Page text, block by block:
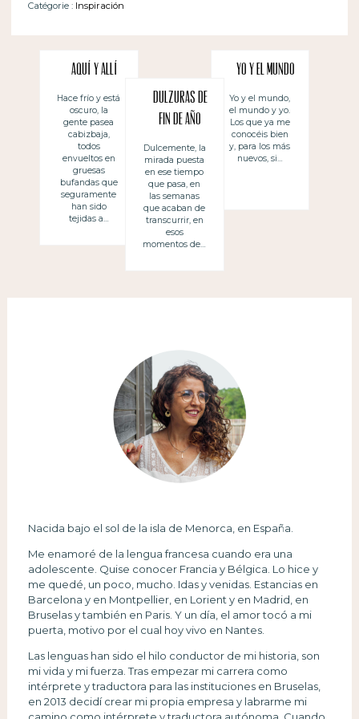
Catégorie : Inspiración
Aquí y allí
Hace frío y está
oscuro, la
gente pasea
cabizbaja,
todos
envueltos en
gruesas
bufandas que
seguramente
han sido
tejidas a…
Dulzuras de
fin de año
Dulcemente, la
mirada puesta
en ese tiempo
que pasa, en
las semanas
que acaban de
transcurrir, en
esos
momentos de…
Yo y el mundo
Yo y el mundo,
el mundo y yo.
Los que ya me
conocéis bien
y, para los más
nuevos, si…
Nacida bajo el sol de la isla de Menorca, en España.
Me enamoré de la lengua francesa cuando era una
adolescente. Quise conocer Francia y Bélgica. Lo hice y
me quedé, un poco, mucho. Idas y venidas. Estancias en
Barcelona y en Montpellier, en Lorient y en Madrid, en
Bruselas y también en Paris. Y un día, el amor tocó a mi
puerta, motivo por el cual hoy vivo en Nantes.
Las lenguas han sido el hilo conductor de mi historia, son
mi vida y mi fuerza. Tras empezar mi carrera como
intérprete y traductora para las instituciones en Bruselas,
en 2013 decidí crear mi propia empresa y labrarme mi